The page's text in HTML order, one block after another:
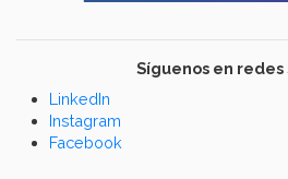
Síguenos en redes
LinkedIn
Instagram
Facebook